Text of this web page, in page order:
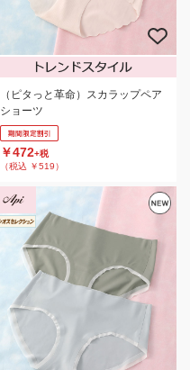
（ピタっと革命）スカラップペア
ショーツ
￥472+税
（税込 ￥519）